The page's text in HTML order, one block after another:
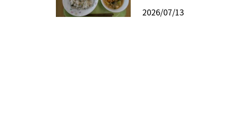
2026/07/13